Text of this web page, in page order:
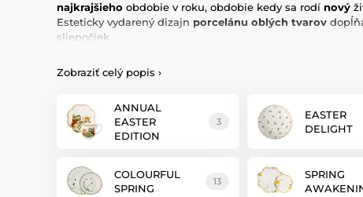
najkrajšieho obdobie v roku, obdobie kedy sa rodí nový
Esteticky vydarený dizajn porcelánu oblých tvarov
sliepočiek.
Zobraziť celý popis ›
ANNUAL
EASTER
EDITION
3
EASTER
DELIGHT
COLOURFUL
SPRING
13
SPRING